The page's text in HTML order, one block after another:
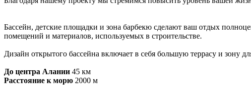
Бассейн, детские площадки и зона барбекю сделают ваш отдых
помещений и материалов, используемых в строительстве.
Дизайн открытого бассейна включает в себя большую террасу и зону
До центра Алании 45 км
Расстояние к морю 2000 м